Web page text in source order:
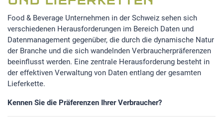
Food & Beverage Unternehmen in der Schweiz sehen sich
verschiedenen Herausforderungen im Bereich Daten und
Datenmanagement gegenüber, die durch die dynamische Natur
der Branche und die sich wandelnden Verbraucherpräferenzen
beeinflusst werden. Eine zentrale Herausforderung besteht in
der effektiven Verwaltung von Daten entlang der gesamten
Lieferkette.
Kennen Sie die Präferenzen Ihrer Verbraucher?